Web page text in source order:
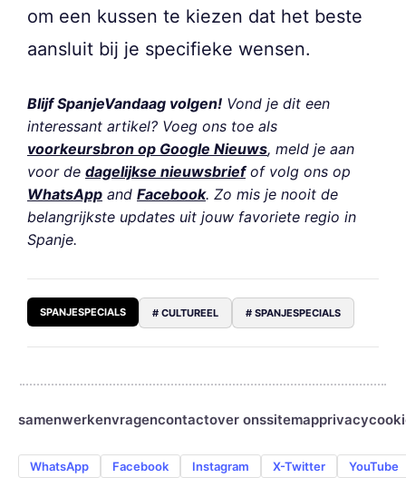
om een kussen te kiezen dat het beste
aansluit bij je specifieke wensen.
Blijf SpanjeVandaag volgen! Vond je dit een
interessant artikel? Voeg ons toe als
voorkeursbron op Google Nieuws, meld je aan
voor de dagelijkse nieuwsbriefof volg ons op
WhatsApp and Facebook. Zo mis je nooit de
belangrijkste updates uit jouw favoriete regio in
Spanje.
SPANJESPECIALS # CULTUREEL # SPANJESPECIALS
samenwerkenvragencontactover onssitemapprivacy
WhatsApp Facebook Instagram X-Twitter YouTube